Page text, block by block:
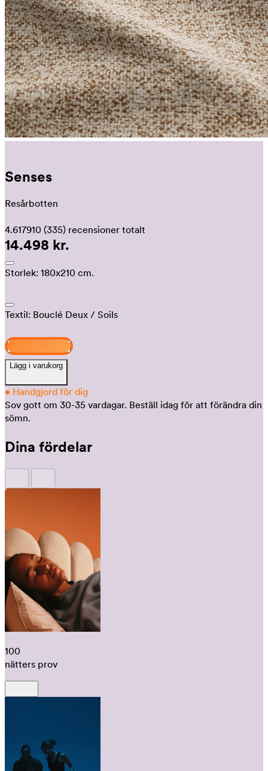
Senses
Resårbotten
4.617910 (335) recensioner totalt
14.498 kr.
Storlek: 180x210 cm.
Textil: Bouclé Deux / Soils
Lägg i varukorg
• Handgjord för dig
Sov gott om 30-35 vardagar. Beställ idag för att förändra din
sömn.
Dina fördelar
100
nätters prov